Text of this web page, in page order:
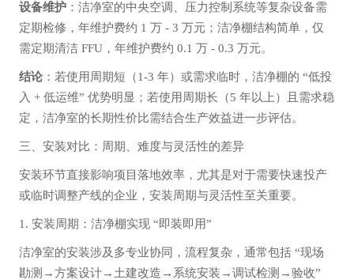
设备维护：洁净室的中央空调、压力控制系统等复杂设备需
定期检修，年维护费约 1 万 - 3 万元；洁净棚结构简单，仅
需定期清洁 FFU，年维护费约 0.1 万 - 0.3 万元。
结论：若使用周期短（1-3 年）或需求临时，洁净棚的 “低投
入 + 低运维” 优势明显；若使用周期长（5 年以上）且需求稳
定，洁净室的长期性价比需结合生产效益进一步评估。
三、安装对比：周期、难度与灵活性的差异
安装环节直接影响项目落地效率，尤其是对于需要快速投产
或临时调整产线的企业，安装周期与灵活性至关重要。
1. 安装周期：洁净棚实现 “即装即用”
洁净室的安装涉及多专业协同，流程复杂，通常包括 “现场
勘测→方案设计→土建改造→系统安装→调试检测→验收”